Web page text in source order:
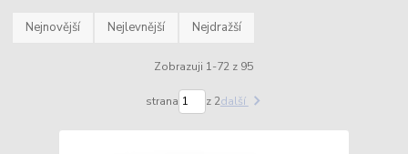
Nejnovější Nejlevnější Nejdražší
Zobrazuji 1-72 z 95
strana z 2další